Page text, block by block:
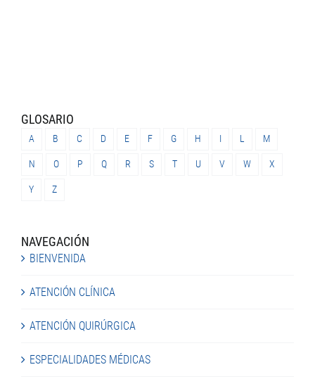
GLOSARIO
A B C D E F G H I L M
N O P Q R S T U V W X
Y Z
NAVEGACIÓN
BIENVENIDA
ATENCIÓN CLÍNICA
ATENCIÓN QUIRÚRGICA
ESPECIALIDADES MÉDICAS